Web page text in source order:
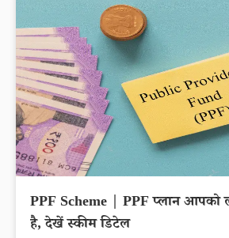
PPF Scheme | PPF प्लान आपको
है, देखें स्कीम डिटेल